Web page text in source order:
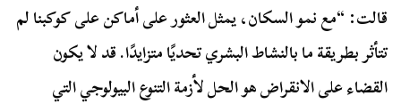
قالت: “مع نمو السكان، يمثل العثور على أماكن على كوكبنا لم
تتأثر بطريقة ما بالنشاط البشري تحديًا متزايدًا. قد لا يكون
القضاء على الانقراض هو الحل لأزمة التنوع البيولوجي التي